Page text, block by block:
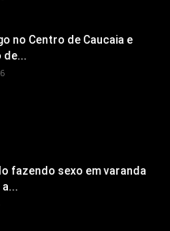
no Centro de Caucaia e
de...
fazendo sexo em varanda